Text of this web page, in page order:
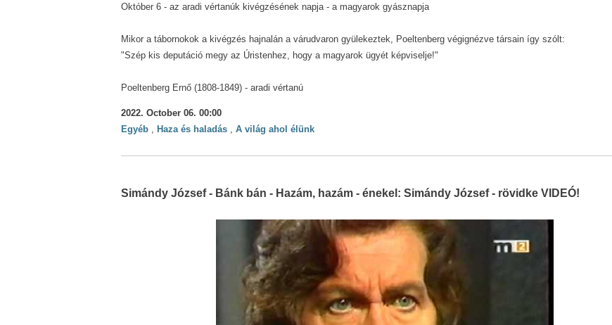
Október 6 - az aradi vértanúk kivégzésének napja - a magyarok gyásznapja
Mikor a tábornokok a kivégzés hajnalán a várudvaron gyülekeztek, Poeltenberg végignézve társain így szólt:
"Szép kis deputáció megy az Úristenhez, hogy a magyarok ügyét képviselje!"
Poeltenberg Ernő (1808-1849) - aradi vértanú
2022. October 06. 00:00
Egyéb
Haza és haladás A világ ahol élünk
Simándy József - Bánk bán - Hazám, hazám - énekel: Simándy József - rövidke VIDEÓ!